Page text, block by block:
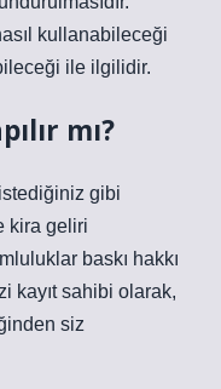
kullanabileceği
ile ilgilidir.
mı?
gibi
kira geliri
baskı hakkı
kayıt sahibi olarak,
siz